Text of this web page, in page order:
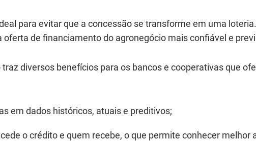
para evitar que a concessão se transforme em uma
de financiamento do agronegócio mais confiável e
diversos benefícios para os bancos e cooperativas que
em dados históricos, atuais e preditivos;
o crédito e quem recebe, o que permite conhecer melhor